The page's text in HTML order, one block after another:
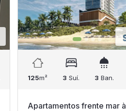
125m² 3 Suí. 3 Ban.
Apartamentos frente mar à